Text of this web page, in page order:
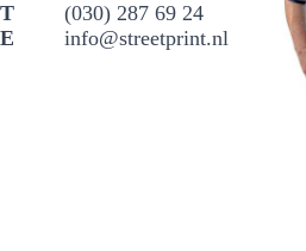
(030) 287 69 24
info@streetprint.nl